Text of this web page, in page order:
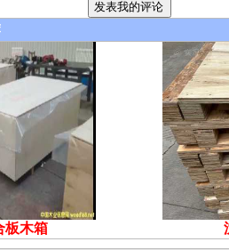
板木箱